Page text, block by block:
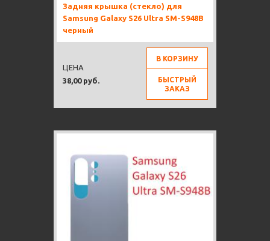
Задняя крышка (стекло) для
Samsung Galaxy S26 Ultra SM-S948B
черный
38,00 руб.
ЦЕНА
В КОРЗИНУ
БЫСТРЫЙ
ЗАКАЗ